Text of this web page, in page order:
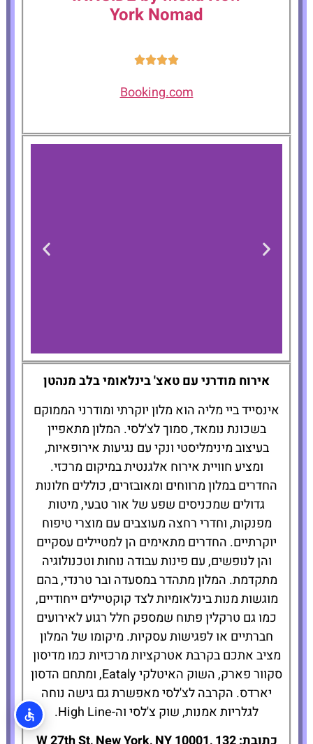
York Nomad
Booking.com
INNSiDE by Meliá
להזמנת המלון
לחצו כאן
אירוח מודרני עם טאצ' בינלאומי בלב מנהטן
אינסייד ביי מליה הוא מלון יוקרתי ומודרני הממוקם
בשכונת נומאד, סמוך לצ'לסי. המלון מתאפיין
בעיצוב מינימליסטי ונקי עם נגיעות אירופאיות,
ומציע חוויית אירוח אלגנטית במיקום מרכזי.
החדרים במלון מרווחים ומאובזרים, כוללים חלונות
גדולים שמכניסים שפע של אור טבעי, מיטות
מפנקות, וחדרי רחצה מעוצבים עם מוצרי טיפוח
יוקרתיים. החדרים מתאימים הן למטיילים עסקיים
והן לנופשים, עם פינות עבודה נוחות וטכנולוגיה
מתקדמת. המלון מתהדר במסעדה ובר טרנדי, בהם
מוגשות מנות בינלאומיות לצד קוקטיילים ייחודיים,
כמו גם טרקלין פתוח שמספק חלל רגוע לאירועים
חברתיים או לפגישות עסקיות. מיקומו של המלון
מציב אתכם בקרבת אטרקציות מרכזיות כמו מדיסון
סקוור פארק, השוק האיטלקי Eataly, ומתחם הדסון
יארדס. הקרבה לצ'לסי מאפשרת גם גישה נוחה
לגלריות אמנות, שוק צ'לסי וה-High Line.